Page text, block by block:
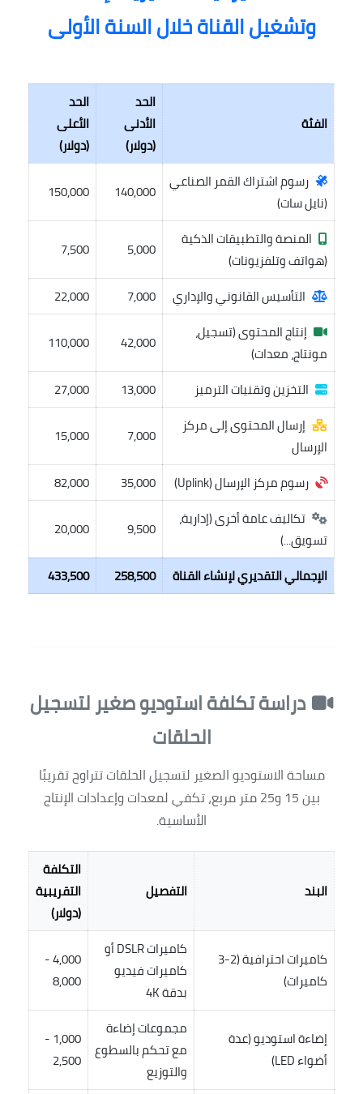
وتشغيل القناة خلال السنة الأولى
الفئة
الحد
الأدنى
(دولار)
الحد
الأعلى
(دولار)
رسوم اشتراك القمر الصناعي
(نايل سات)
140,000
150,000
المنصة والتطبيقات الذكية
(هواتف وتلفزيونات)
5,000
7,500
التأسيس القانوني والإداري
7,000
22,000
إنتاج المحتوى (تسجيل،
مونتاج، معدات)
42,000
110,000
التخزين وتقنيات الترميز
13,000
27,000
إرسال المحتوى إلى مركز
الإرسال
7,000
15,000
رسوم مركز الإرسال (Uplink)
35,000
82,000
تكاليف عامة أخرى (إدارية،
تسويق...)
9,500
20,000
الإجمالي التقديري لإنشاء القناة
258,500
433,500
دراسة تكلفة استوديو صغير لتسجيل
الحلقات
مساحة الاستوديو الصغير لتسجيل الحلقات تتراوح تقريبًا
بين 15 و25 متر مربع، تكفي لمعدات وإعدادات الإنتاج
الأساسية.
البند التفصيل
التكلفة
التقريبية
(دولار)
كاميرات احترافية (2-3
كاميرات)
كاميرات DSLR أو
كاميرات فيديو
بدقة 4K
4,000 -
8,000
إضاءة استوديو (عدة
أضواء LED)
مجموعات إضاءة
مع تحكم بالسطوع
والتوزيع
1,000 -
2,500